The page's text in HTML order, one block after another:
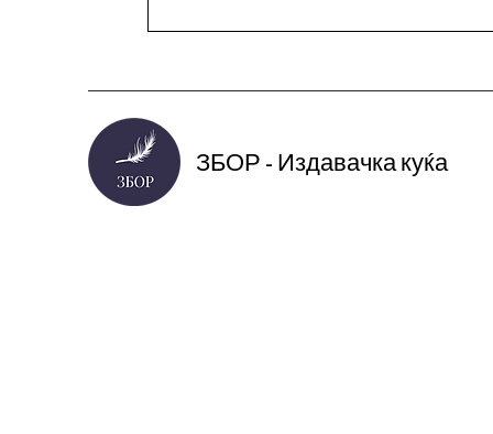
ЗБОР - Издавачка куќа